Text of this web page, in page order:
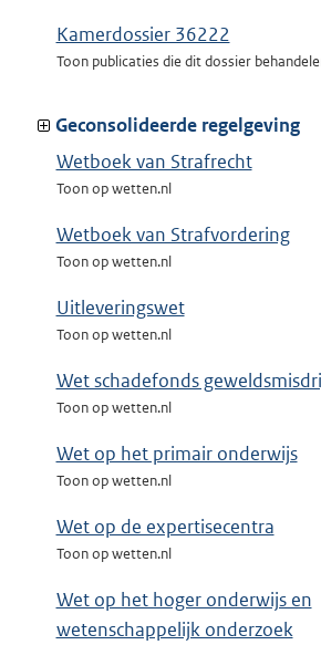
Kamerdossier 36222
Toon publicaties die dit dossier
Geconsolideerde regelgeving
Wetboek van Strafrecht
Toon op wetten.nl
Wetboek van Strafvordering
Toon op wetten.nl
Uitleveringswet
Toon op wetten.nl
Wet schadefonds
Toon op wetten.nl
Wet op het primair onderwijs
Toon op wetten.nl
Wet op de expertisecentra
Toon op wetten.nl
Wet op het hoger onderwijs en
wetenschappelijk onderzoek